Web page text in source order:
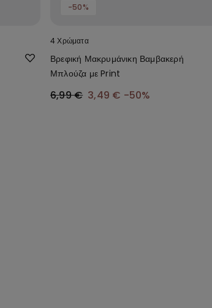
-50%
4 Χρώματα
Βρεφική Μακρυμάνικη Βαμβακερή
Μπλούζα με Print
6,99 € 3,49 € -50%